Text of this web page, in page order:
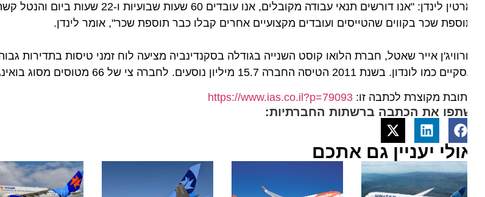
מרטין לינדן: "אנו דורשים תנאי עבודה מקובלים, אנו עובדים 60
שכר בקווים שהטייסים ועובדים מקצועיים אחרים קבלו כבר תוספת שכר", אומר לינדן.
אייר שאטל, חברת הלואו קוסט השנייה בגודלה בסקנדינביה מציעה לוח זמני טיסות בתדירות גבוהה
כמו לונדון. בשנת 2011 הטיסה החברה 15.7 מיליון נוסעים. לחברה צי של 66 מטוסים מסוג בואינג 737.
מקוצרת לכתבה זו:https://www.ias.co.il?p=79093
את הכתבה ברשתות החברתיות:
יעניין גם אתכם